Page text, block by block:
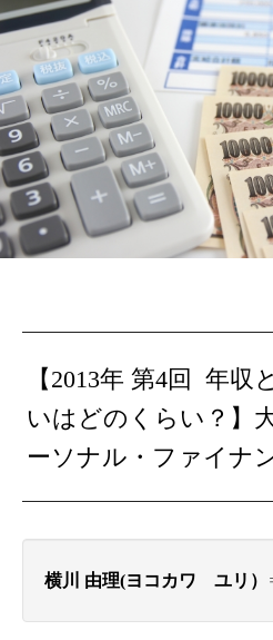
【2013年 第4回 年収
いはどのくらい？】
ーソナル・ファイナ
横川 由理(ヨコカワ ユリ）